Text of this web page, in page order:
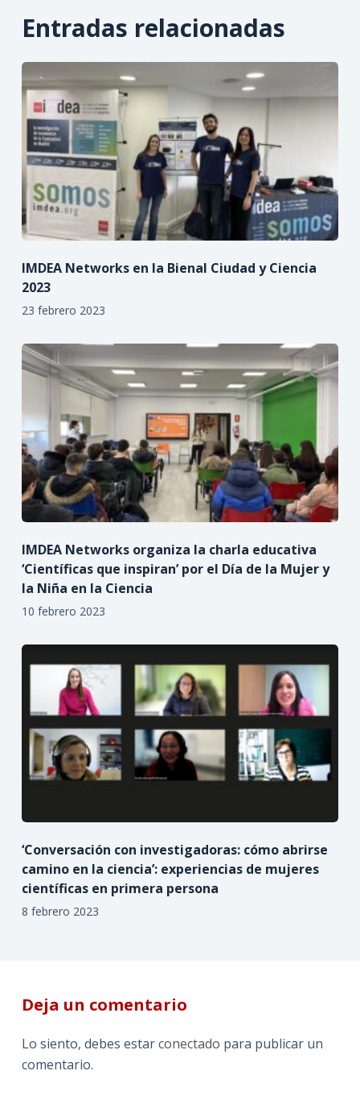
Entradas relacionadas
IMDEA Networks en la Bienal Ciudad y Ciencia
2023
23 febrero 2023
IMDEA Networks organiza la charla educativa
‘Científicas que inspiran’ por el Día de la Mujer y
la Niña en la Ciencia
10 febrero 2023
‘Conversación con investigadoras: cómo abrirse
camino en la ciencia’: experiencias de mujeres
científicas en primera persona
8 febrero 2023
Deja un comentario
Lo siento, debes estarconectado para publicar un
comentario.